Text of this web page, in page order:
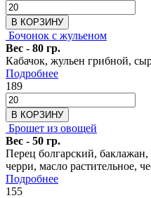
В КОРЗИНУ
Бочонок с жульеном
Вес - 80 гр.
Кабачок, жульен грибной,
Подробнее
189
В КОРЗИНУ
Брошет из овощей
Вес - 50 гр.
Перец болгарский,
черри, масло растительное,
Подробнее
155